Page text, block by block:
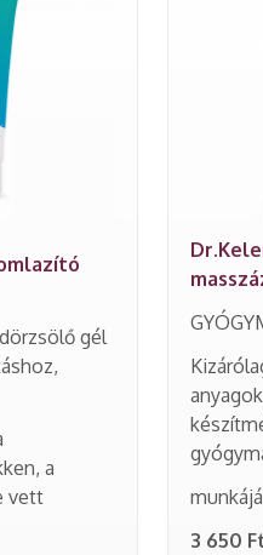
gél
a
vett
3 650